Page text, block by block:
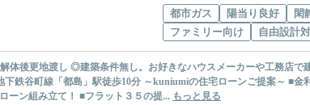
都市ガス 陽当り良好
閑
ファミリー向け
自由設計
後更地渡し ◎建築条件無し。お好きなハウスメーカーや工務店で
の住宅ローンご提案～ ■金利優遇幅最大を目指せま
ーン組み立て！ ■フラット３５の提... もっと見る